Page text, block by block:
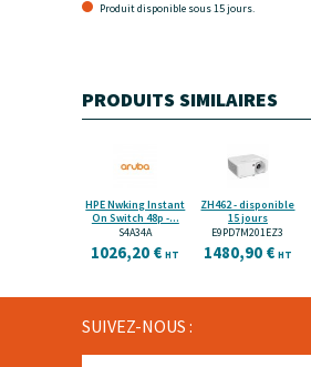
Produit disponible sous 15 jours.
PRODUITS SIMILAIRES
HPE Nwking Instant
On Switch 48p -...
S4A34A
1026,20 €HT
ZH462 - disponible
15 jours
E9PD7M201EZ3
1480,90 € HT
SUIVEZ-NOUS :